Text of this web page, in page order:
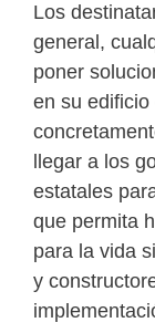
Los
general,
poner
en su
llegar a los
estatales
que permita
para la vida
y